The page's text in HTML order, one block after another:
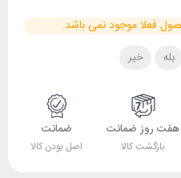
فعلا موجود نمی باشد.
بله خیر
هفت روز ضمانت
بازگشت کالا
ضمانت
اصل بودن کالا